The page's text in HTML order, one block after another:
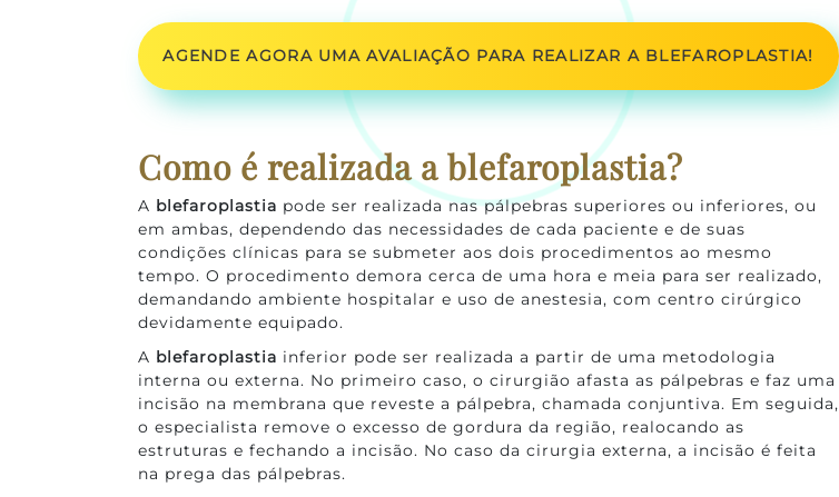
AGENDE AGORA UMA AVALIAÇÃO PARA REALIZAR A BLEFAROPLASTIA!
Como é realizada a blefaroplastia?
A blefaroplastia pode ser realizada nas pálpebras superiores ou inferiores, ou
em ambas, dependendo das necessidades de cada paciente e de suas
condições clínicas para se submeter aos dois procedimentos ao mesmo
tempo. O procedimento demora cerca de uma hora e meia para ser realizado,
demandando ambiente hospitalar e uso de anestesia, com centro cirúrgico
devidamente equipado.
A blefaroplastia inferior pode ser realizada a partir de uma metodologia
interna ou externa. No primeiro caso, o cirurgião afasta as pálpebras e faz uma
incisão na membrana que reveste a pálpebra, chamada conjuntiva. Em seguida,
o especialista remove o excesso de gordura da região, realocando as
estruturas e fechando a incisão. No caso da cirurgia externa, a incisão é feita
na prega das pálpebras.